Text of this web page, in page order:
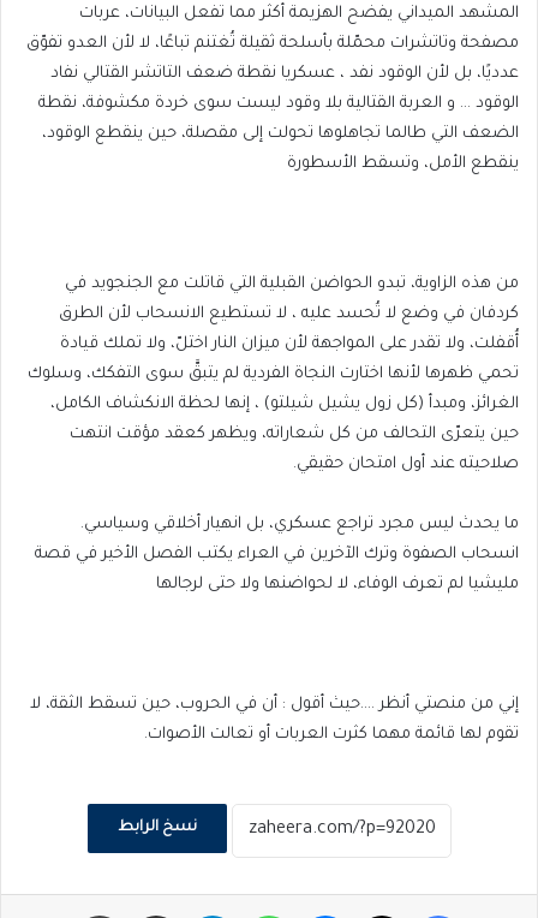
المشهد الميداني يفضح الهزيمة أكثر مما تفعل البيانات، عربات
مصفحة وتاتشرات محمّلة بأسلحة ثقيلة تُغتنم تباعًا، لا لأن العدو تفوّق
عدديًا، بل لأن الوقود نفد ، عسكريا نقطة ضعف التاتشر القتالي نفاد
الوقود … و العربة القتالية بلا وقود ليست سوى خردة مكشوفة، نقطة
الضعف التي طالما تجاهلوها تحولت إلى مقصلة، حين ينقطع الوقود،
ينقطع الأمل، وتسقط الأسطورة
من هذه الزاوية، تبدو الحواضن القبلية التي قاتلت مع الجنجويد في
كردفان في وضع لا تُحسد عليه ، لا تستطيع الانسحاب لأن الطرق
أُقفلت، ولا تقدر على المواجهة لأن ميزان النار اختلّ، ولا تملك قيادة
تحمي ظهرها لأنها اختارت النجاة الفردية لم يتبقَّ سوى التفكك، وسلوك
الغرائز، ومبدأ (كل زول يشيل شيلتو) ، إنها لحظة الانكشاف الكامل،
حين يتعرّى التحالف من كل شعاراته، ويظهر كعقد مؤقت انتهت
صلاحيته عند أول امتحان حقيقي.
ما يحدث ليس مجرد تراجع عسكري، بل انهيار أخلاقي وسياسي.
انسحاب الصفوة وترك الآخرين في العراء يكتب الفصل الأخير في قصة
مليشيا لم تعرف الوفاء، لا لحواضنها ولا حتى لرجالها
إني من منصتي أنظر ….حيث أقول : أن في الحروب، حين تسقط الثقة، لا
تقوم لها قائمة مهما كثرت العربات أو تعالت الأصوات.
نسخ الرابط
فيسبوك ماسنجر واتساب تيلقرام مشاركة عبر البريد